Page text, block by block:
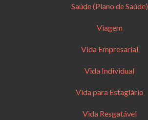
Saúde (Plano de Saúde)
Viagem
Vida Empresarial
Vida Individual
Vida para Estagiário
Vida Resgatável